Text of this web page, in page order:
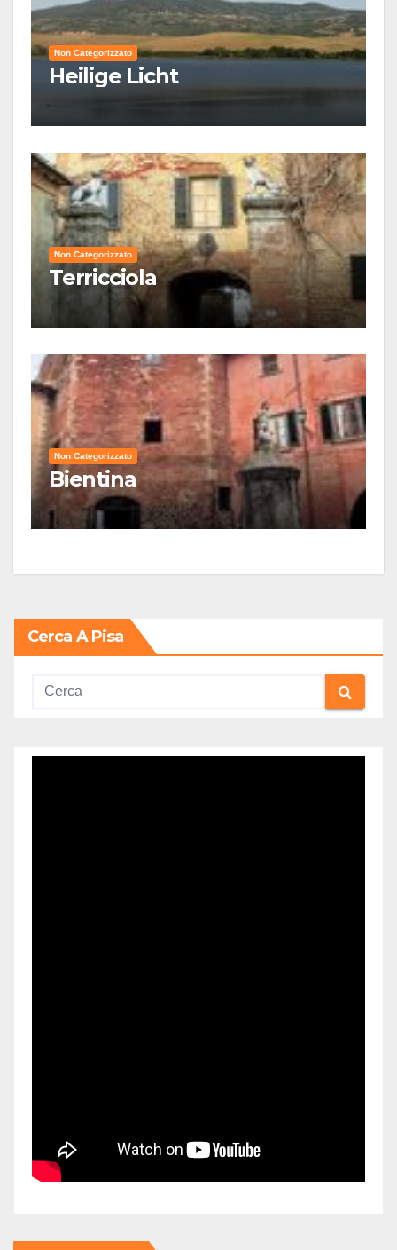
Non Categorizzato
Heilige Licht
Non Categorizzato
Terricciola
Non Categorizzato
Bientina
Cerca A Pisa